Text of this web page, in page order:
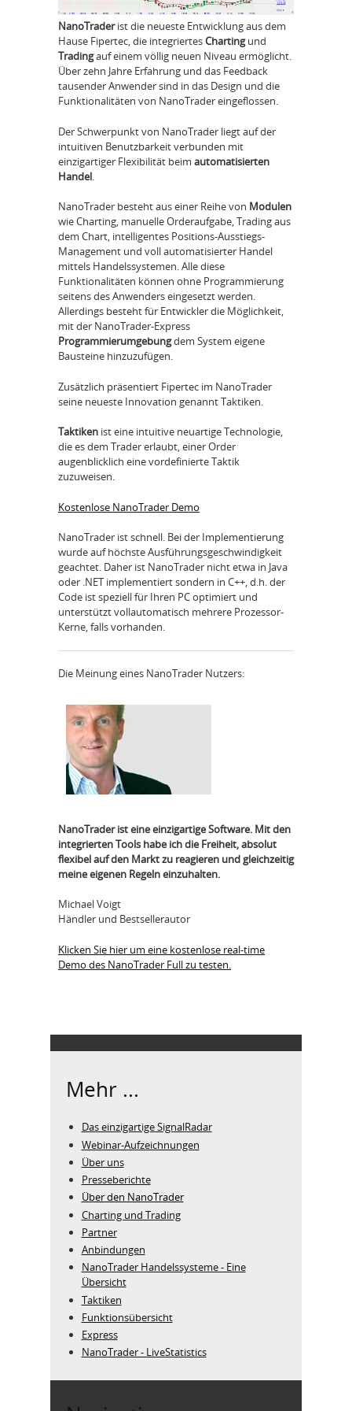
NanoTraderist die neueste Entwicklung aus dem
Hause Fipertec, die integriertesChartingund
Tradingauf einem völlig neuen Niveau ermöglicht.
Über zehn Jahre Erfahrung und das Feedback
tausender Anwender sind in das Design und die
Funktionalitäten von NanoTrader eingeflossen.
Der Schwerpunkt von NanoTrader liegt auf der
intuitiven Benutzbarkeit verbunden mit
einzigartiger Flexibilität beim automatisierten
Handel.
NanoTrader besteht aus einer Reihe von Modulen
wie Charting, manuelle Orderaufgabe, Trading aus
dem Chart, intelligentes Positions-Ausstiegs-
Management und voll automatisierter Handel
mittels Handelssystemen. Alle diese
Funktionalitäten können ohne Programmierung
seitens des Anwenders eingesetzt werden.
Allerdings besteht für Entwickler die Möglichkeit,
mit der NanoTrader-Express
Programmierumgebungdem System eigene
Bausteine hinzuzufügen.
Zusätzlich präsentiert Fipertec im NanoTrader
seine neueste Innovation genannt Taktiken.
Taktiken ist eine intuitive neuartige Technologie,
die es dem Trader erlaubt, einer Order
augenblicklich eine vordefinierte Taktik
zuzuweisen.
Kostenlose NanoTrader Demo
NanoTrader ist schnell. Bei der Implementierung
wurde auf höchste Ausführungsgeschwindigkeit
geachtet. Daher ist NanoTrader nicht etwa in Java
oder .NET implementiert sondern in C++, d.h. der
Code ist speziell für Ihren PC optimiert und
unterstützt vollautomatisch mehrere Prozessor-
Kerne, falls vorhanden.
Die Meinung eines NanoTrader Nutzers:
NanoTrader ist eine einzigartige Software. Mit den
integrierten Tools habe ich die Freiheit, absolut
flexibel auf den Markt zu reagieren und gleichzeitig
meine eigenen Regeln einzuhalten.
Michael Voigt
Händler und Bestsellerautor
Klicken Sie hier um eine kostenlose real-time
Demo des NanoTrader Full zu testen.
Mehr ...
Das einzigartige SignalRadar
Webinar-Aufzeichnungen
Über uns
Presseberichte
Über den NanoTrader
Charting und Trading
Partner
Anbindungen
NanoTrader Handelssysteme - Eine
Übersicht
Taktiken
Funktionsübersicht
Express
NanoTrader - LiveStatistics